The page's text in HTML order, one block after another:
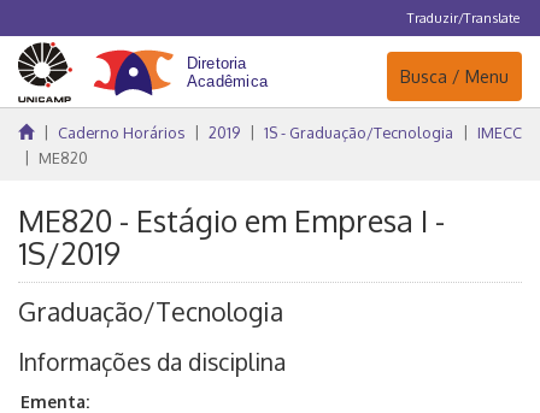
Traduzir/Translate
Navegação
Busca / Menu
Caderno Horários 2019 1S - Graduação/Tecnologia
IMECC
ME820
ME820 - Estágio em Empresa I -
1S/2019
Graduação/Tecnologia
Informações da disciplina
Ementa: